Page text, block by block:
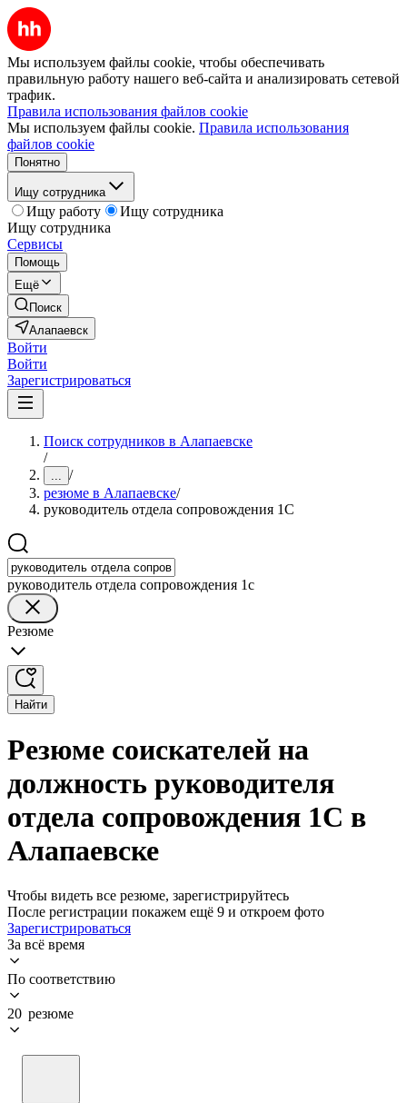
Мы используем файлы cookie, чтобы обеспечивать
правильную работу нашего веб-сайта и анализировать сетевой
трафик.
Правила использования файлов cookie
Мы используем файлы cookie. Правила использования
файлов cookie
Понятно
Ищу сотрудника
Ищу работу
Ищу сотрудника
Ищу сотрудника
Сервисы
Помощь
Ещё
Поиск
Алапаевск
Войти
Войти
Зарегистрироваться
Поиск сотрудников в Алапаевске
/
... /
резюме в Алапаевске/
руководитель отдела сопровождения 1С
руководитель отдела сопровождения 1с
Резюме
Найти
Резюме соискателей на
должность руководителя
отдела сопровождения 1С в
Алапаевске
Чтобы видеть все резюме, зарегистрируйтесь
После регистрации покажем ещё 9 и откроем фото
Зарегистрироваться
За всё время
По соответствию
20 резюме